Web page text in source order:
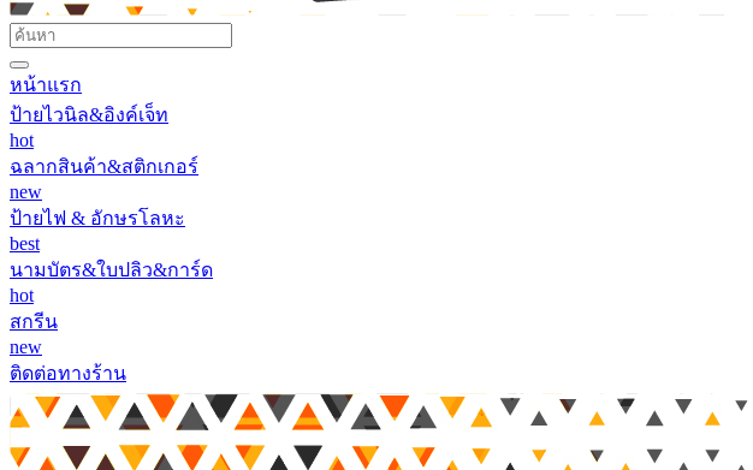
หน้าแรก
ป้ายไวนิล&อิงค์เจ็ท
hot
ฉลากสินค้า&สติกเกอร์
new
ป้ายไฟ & อักษรโลหะ
best
นามบัตร&ใบปลิว&การ์ด
hot
สกรีน
new
ติดต่อทางร้าน